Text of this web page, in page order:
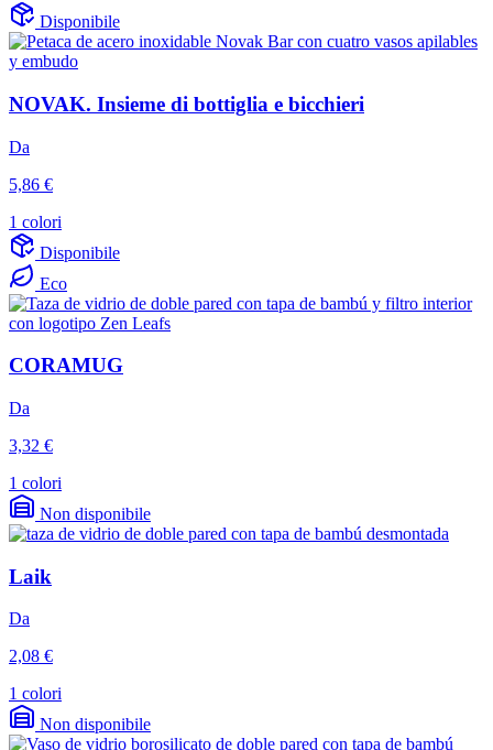
Disponibile
NOVAK. Insieme di bottiglia e bicchieri
Da
5,86 €
1 colori
Disponibile
Eco
CORAMUG
Da
3,32 €
1 colori
Non disponibile
Laik
Da
2,08 €
1 colori
Non disponibile